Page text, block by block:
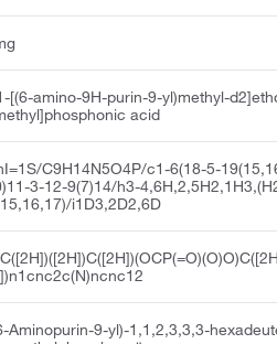
[(6-amino-9H-purin-9-yl)methyl-
acid
C9H14N5O4P/c1-6(18-5-
3-12-9(7)14/h3-
i1D3,2D2,6D
Aminopurin-9-yl)-1,1,2,3,3,3-